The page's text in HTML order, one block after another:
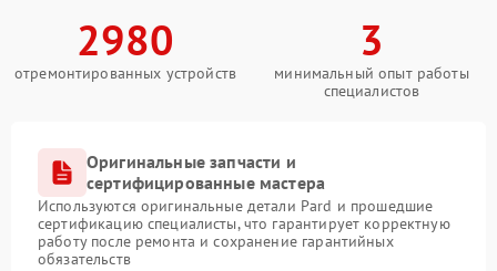
2980
отремонтированных устройств
3
минимальный опыт работы
специалистов
Оригинальные запчасти и
сертифицированные мастера
Используются оригинальные детали Pard и прошедшие
сертификацию специалисты, что гарантирует корректную
работу после ремонта и сохранение гарантийных
обязательств